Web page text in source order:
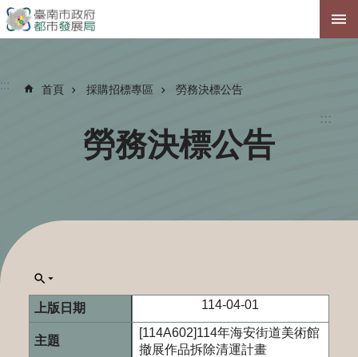
跳到主要內容區塊
:::
::: 首頁 採購招標專區 勞務決標公告
勞務決標公告
114-04-01
[114A602]114年海安街道美術館
撤展作品拆除清運計畫